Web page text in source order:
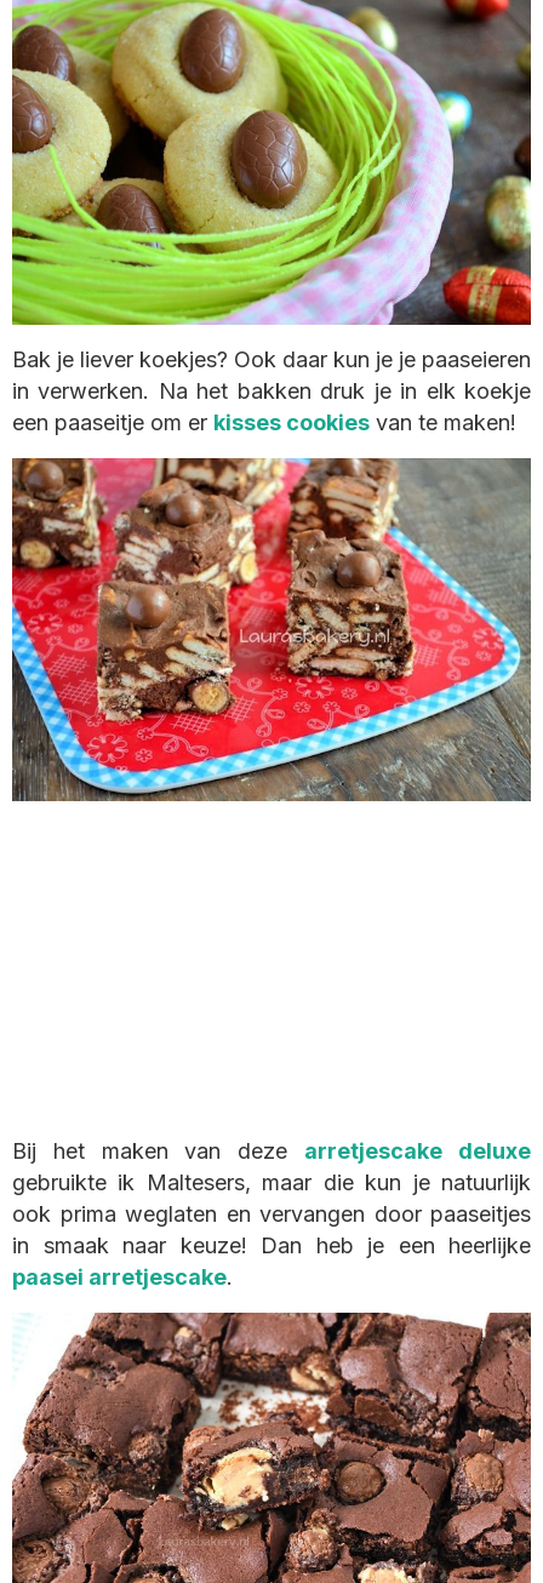
Bak je liever koekjes? Ook daar kun je je paaseieren
in verwerken. Na het bakken druk je in elk koekje
een paaseitje om er kisses cookies van te maken!
Bij het maken van deze arretjescake deluxe
gebruikte ik Maltesers, maar die kun je natuurlijk
ook prima weglaten en vervangen door paaseitjes
in smaak naar keuze! Dan heb je een heerlijke
paasei arretjescake.